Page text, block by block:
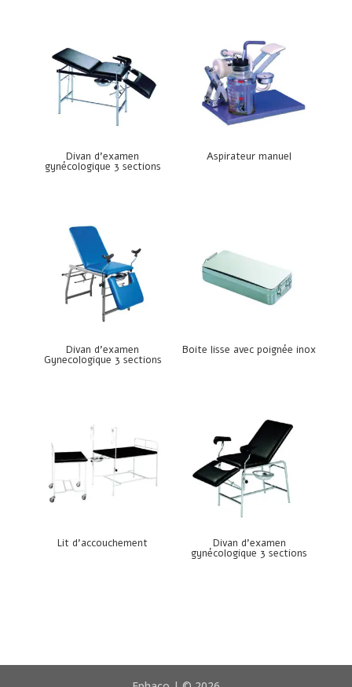
Divan d’examen
gynécologique 3 sections
Aspirateur manuel
Divan d’examen
Gynecologique 3 sections
Boite lisse avec poignée inox
Lit d’accouchement Divan d’examen
gynécologique 3 sections